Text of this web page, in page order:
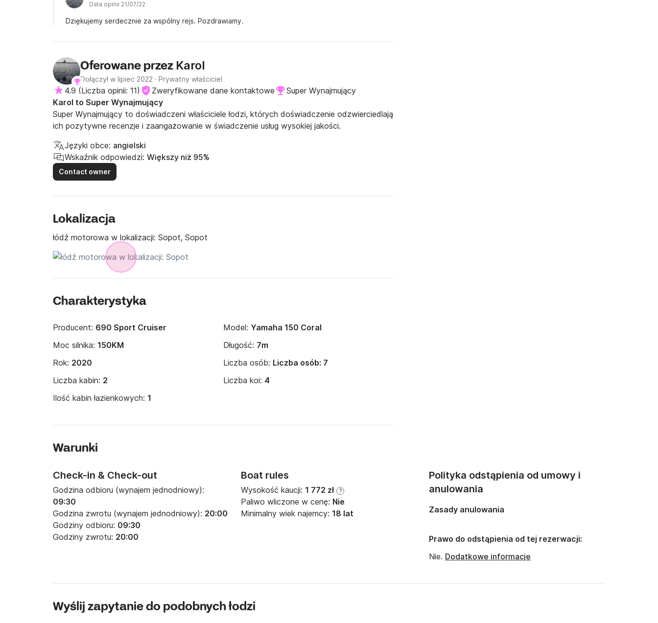
Data opinii 21/07/22
Dziękujemy serdecznie za wspólny rejs. Pozdrawiamy.
Oferowane przez Karol
Dołączył w lipiec 2022 · Prywatny właściciel
4.9 (Liczba opinii: 11) Zweryfikowane dane kontaktowe
Super Wynajmujący
Karol to Super Wynajmujący
Super Wynajmujący to doświadczeni właściciele łodzi, których doświadczenie odzwierciedlają
ich pozytywne recenzje i zaangażowanie w świadczenie usług wysokiej jakości.
Języki obce: angielski
Wskaźnik odpowiedzi: Większy niż 95%
Contact owner
Lokalizacja
łódź motorowa w lokalizacji: Sopot, Sopot
Charakterystyka
Producent: 690 Sport Cruiser Model: Yamaha 150 Coral
Moc silnika: 150KM Długość: 7m
Rok: 2020 Liczba osób: Liczba osób: 7
Liczba kabin: 2 Liczba koi: 4
Ilość kabin łazienkowych: 1
Warunki
Check-in & Check-out
Godzina odbioru (wynajem jednodniowy):
09:30
Godzina zwrotu (wynajem jednodniowy): 20:00
Godziny odbioru: 09:30
Godziny zwrotu: 20:00
Boat rules
Wysokość kaucji: 1 772 zł ?
Paliwo wliczone w cenę: Nie
Minimalny wiek najemcy: 18 lat
Polityka odstąpienia od umowy i
anulowania
Zasady anulowania
Prawo do odstąpienia od tej rezerwacji:
Nie. Dodatkowe informacje
Wyślij zapytanie do podobnych łodzi